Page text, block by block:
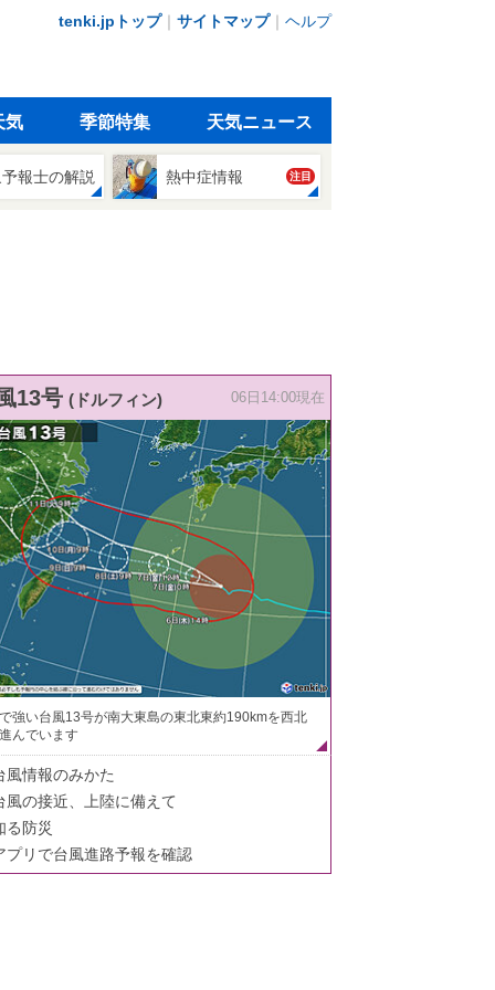
tenki.jpトップ｜ サイトマップ｜ ヘルプ
気 季節特集 天気ニュース
報士の解説 熱中症情報 注目
13号 (ドルフィン) 06日14:00現在
強い台風13号が南大東島の東北東約190kmを西北
んでいます
風情報のみかた
風の接近、上陸に備えて
る防災
プリで台風進路予報を確認